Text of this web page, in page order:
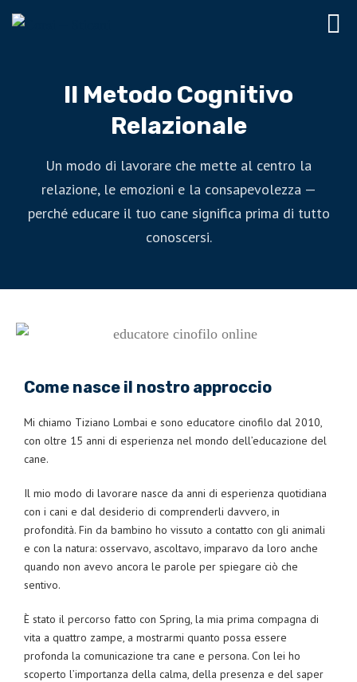
Il Metodo Cognitivo
Relazionale
Un modo di lavorare che mette al centro la
relazione, le emozioni e la consapevolezza —
perché educare il tuo cane significa prima di tutto
conoscersi.
Come nasce il nostro approccio
Mi chiamo Tiziano Lombai e sono educatore cinofilo dal 2010,
con oltre 15 anni di esperienza nel mondo dell’educazione del
cane.
Il mio modo di lavorare nasce da anni di esperienza quotidiana
con i cani e dal desiderio di comprenderli davvero, in
profondità. Fin da bambino ho vissuto a contatto con gli animali
e con la natura: osservavo, ascoltavo, imparavo da loro anche
quando non avevo ancora le parole per spiegare ciò che
sentivo.
È stato il percorso fatto con Spring, la mia prima compagna di
vita a quattro zampe, a mostrarmi quanto possa essere
profonda la comunicazione tra cane e persona. Con lei ho
scoperto l’importanza della calma, della presenza e del saper